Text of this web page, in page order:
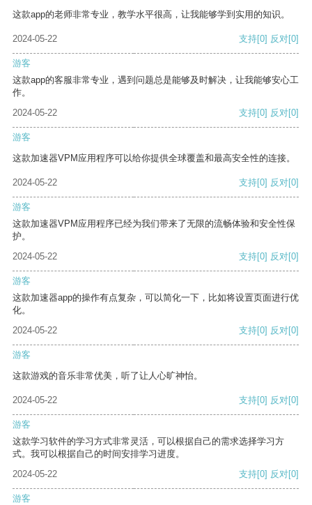
这款app的老师非常专业，教学水平很高，让我能够学到实用的知识。
2024-05-22 支持[0] 反对[0]
游客
这款app的客服非常专业，遇到问题总是能够及时解决，让我能够安心工
作。
2024-05-22
支持[0] 反对[0]
游客
这款加速器VPM应用程序可以给你提供全球覆盖和最高安全性的连接。
2024-05-22 支持[0] 反对[0]
游客
这款加速器VPM应用程序已经为我们带来了无限的流畅体验和安全性保
护。
2024-05-22
支持[0] 反对[0]
游客
这款加速器app的操作有点复杂，可以简化一下，比如将设置页面进行优
化。
2024-05-22
支持[0] 反对[0]
游客
这款游戏的音乐非常优美，听了让人心旷神怡。
2024-05-22 支持[0] 反对[0]
游客
这款学习软件的学习方式非常灵活，可以根据自己的需求选择学习方
式。我可以根据自己的时间安排学习进度。
2024-05-22
支持[0] 反对[0]
游客